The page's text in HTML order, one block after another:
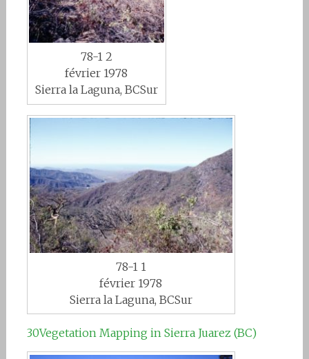
78-1 2
février 1978
Sierra la Laguna, BCSur
78-1 1
février 1978
Sierra la Laguna, BCSur
30Vegetation Mapping in Sierra Juarez (BC)